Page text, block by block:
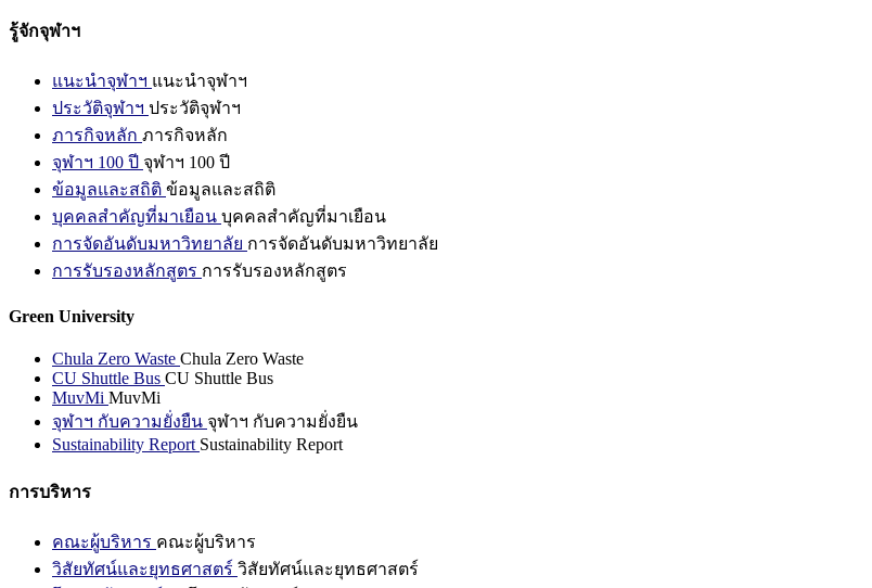
รู้จักจุฬาฯ
แนะนำจุฬาฯ แนะนำจุฬาฯ
ประวัติจุฬาฯ ประวัติจุฬาฯ
ภารกิจหลัก ภารกิจหลัก
จุฬาฯ 100 ปี จุฬาฯ 100 ปี
ข้อมูลและสถิติ ข้อมูลและสถิติ
บุคคลสำคัญที่มาเยือน บุคคลสำคัญที่มาเยือน
การจัดอันดับมหาวิทยาลัย การจัดอันดับมหาวิทยาลัย
การรับรองหลักสูตร การรับรองหลักสูตร
Green University
Chula Zero Waste Chula Zero Waste
CU Shuttle Bus CU Shuttle Bus
MuvMi MuvMi
จุฬาฯ กับความยั่งยืน จุฬาฯ กับความยั่งยืน
Sustainability Report Sustainability Report
การบริหาร
คณะผู้บริหาร คณะผู้บริหาร
วิสัยทัศน์และยุทธศาสตร์ วิสัยทัศน์และยุทธศาสตร์